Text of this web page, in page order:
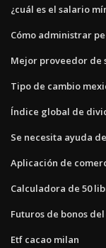
¿cuál es el salario
Cómo administrar
Mejor proveedor de
Tipo de cambio
Índice global de
Se necesita ayuda
Aplicación de
Calculadora de 50
Futuros de bonos
Etf cacao milan